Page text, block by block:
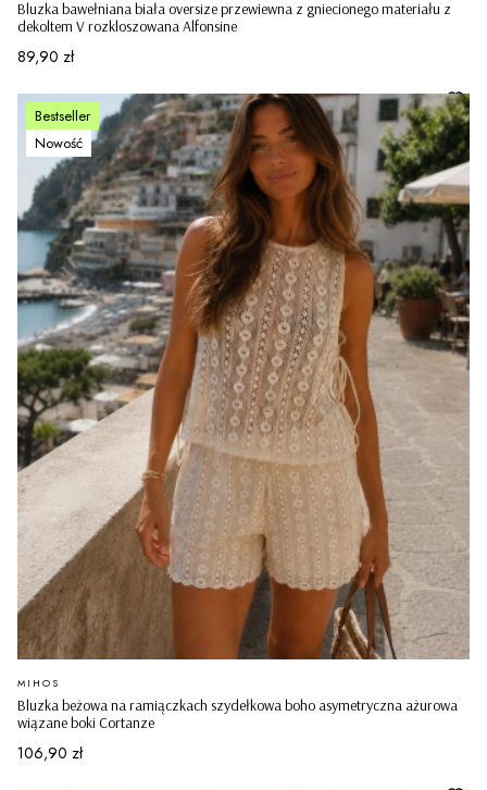
Bluzka bawełniana biała oversize przewiewna z gniecionego materiału z
dekoltem V rozkloszowana Alfonsine
Cena
89,90 zł
Bestseller
Nowość
Bluzka beżowa na ramiączkach szydełkowa boho asymetryczna ażurowa
wiązane boki Cortanze
PRODUCENT
MIHOS
Cena
106,90 zł